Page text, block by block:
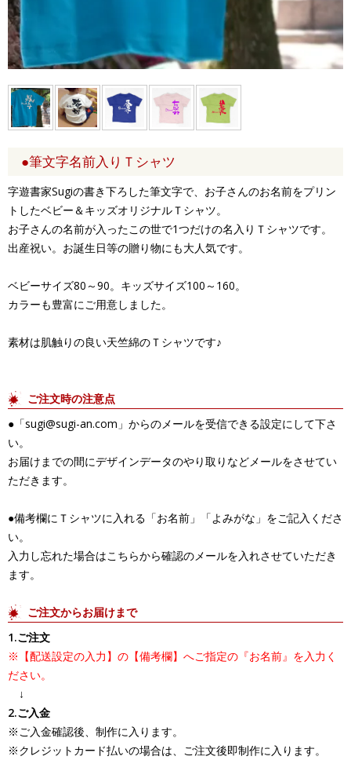
●筆文字名前入りＴシャツ
字遊書家Sugiの書き下ろした筆文字で、お子さんのお名前をプリン
トしたベビー＆キッズオリジナルＴシャツ。
お子さんの名前が入ったこの世で1つだけの名入りＴシャツです。
出産祝い。お誕生日等の贈り物にも大人気です。
ベビーサイズ80～90。キッズサイズ100～160。
カラーも豊富にご用意しました。
素材は肌触りの良い天竺綿のＴシャツです♪
ご注文時の注意点
●「sugi@sugi-an.com」からのメールを受信できる設定にして下さ
い。
お届けまでの間にデザインデータのやり取りなどメールをさせてい
ただきます。
●備考欄にＴシャツに入れる「お名前」「よみがな」をご記入くださ
い。
入力し忘れた場合はこちらから確認のメールを入れさせていただき
ます。
ご注文からお届けまで
1.ご注文
※【配送設定の入力】の【備考欄】へご指定の『お名前』を入力く
ださい。
↓
2.ご入金
※ご入金確認後、制作に入ります。
※クレジットカード払いの場合は、ご注文後即制作に入ります。